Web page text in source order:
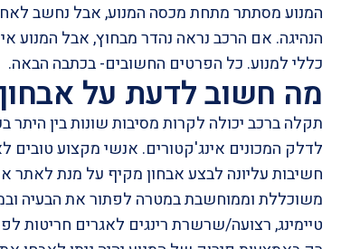
המנוע מסתתר מתחת מכסה המנוע, אבל נחשב
הנהיגה. אם הרכב נראה נהדר מבחוץ, אבל המנוע
כללי למנוע. כל הפרטים החשובים- בכתבה הבאה.
מה חשוב לדעת על
תקלה ברכב יכולה לקרות מסיבות שונות בין היתר
לדלק המכונים אינג'קטורים. אנשי מקצוע טובים
חשיבות עליונה לבצע אבחון מקיף על מנת לאתר
משוכללת וממוחשבת במטרה לפתור את הבעיה
טיימינג, רצועה/שרשרת רינגים לאגרים חריטות